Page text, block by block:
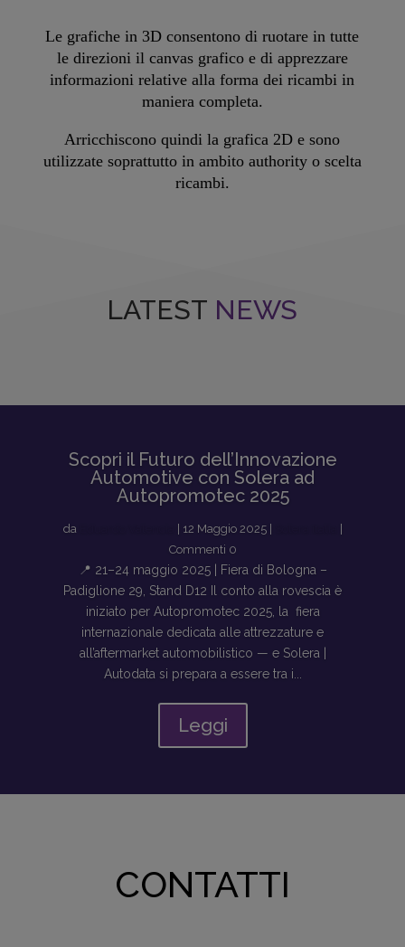
Le grafiche in 3D consentono di ruotare in tutte
le direzioni il canvas grafico e di apprezzare
informazioni relative alla forma dei ricambi in
maniera completa.
Arricchiscono quindi la grafica 2D e sono
utilizzate soprattutto in ambito authority o scelta
ricambi.
LATEST NEWS
Scopri il Futuro dell’Innovazione
Automotive con Solera ad
Autopromotec 2025
da 12 Maggio 2025|
Commenti 0
📍 21–24 maggio 2025 | Fiera di Bologna –
Padiglione 29, Stand D12 Il conto alla rovescia è
iniziato per Autopromotec 2025, la fiera
internazionale dedicata alle attrezzature e
all’aftermarket automobilistico — e Solera |
Autodata si prepara a essere tra i...
Leggi
CONTATTI